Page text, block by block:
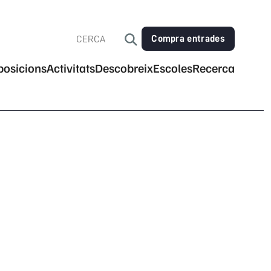
Compra entrades
ActivitatsDescobreixEscolesRecerca